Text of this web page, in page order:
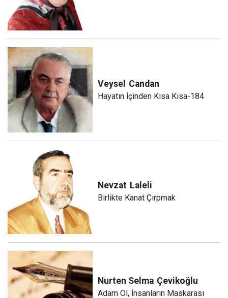
Veysel Candan
Hayatın İçinden Kısa Kısa-184
Nevzat Laleli
Birlikte Kanat Çırpmak
Nurten Selma Çevikoğlu
Adam Ol, İnsanların Maskarası